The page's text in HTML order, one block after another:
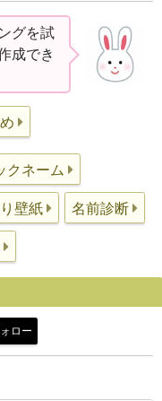
グを試
成でき
クネーム
壁紙 名前診断
ロー